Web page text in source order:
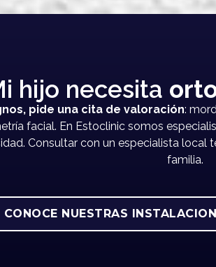
hijo necesita
pide una cita de valoración:
facial. En Estoclinic somos
Consultar con un especialista
familia.
CONOCE NUESTRAS